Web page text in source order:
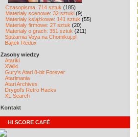
Czasopisma: 714 sztuk (185)
Materiały scenowe: 32 sztuki (9)
Materiały książkowe: 141 sztuk (55)
Materiały firmowe: 27 sztuk (20)
Materiały o grach: 351 sztuk (211)
Spiżarnia Voya na Chomikuj.pl
Bajtek Redux
Zasoby wiedzy
Atariki
XWiki
Gury's Atari 8-bit Forever
Atarimania
Atari Archives
Drygol's Retro Hacks
XL Search
Kontakt
HI SCORE CAFÉ